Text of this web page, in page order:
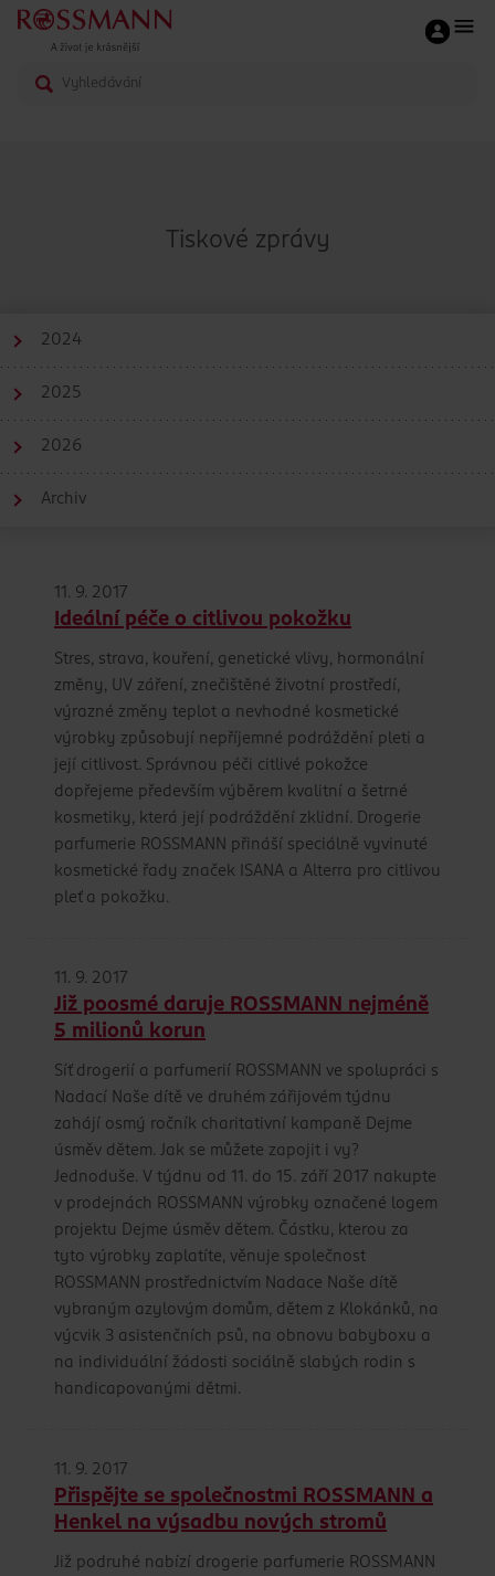
Tiskové zprávy
2024
2025
2026
Archiv
11. 9. 2017
Ideální péče o citlivou pokožku
Stres, strava, kouření, genetické vlivy, hormonální
změny, UV záření, znečištěné životní prostředí,
výrazné změny teplot a nevhodné kosmetické
výrobky způsobují nepříjemné podráždění pleti a
její citlivost. Správnou péči citlivé pokožce
dopřejeme především výběrem kvalitní a šetrné
kosmetiky, která její podráždění zklidní. Drogerie
parfumerie ROSSMANN přináší speciálně vyvinuté
kosmetické řady značek ISANA a Alterra pro citlivou
pleť a pokožku.
11. 9. 2017
Již poosmé daruje ROSSMANN nejméně
5 milionů korun
Síť drogerií a parfumerií ROSSMANN ve spolupráci s
Nadací Naše dítě ve druhém zářijovém týdnu
zahájí osmý ročník charitativní kampaně Dejme
úsměv dětem. Jak se můžete zapojit i vy?
Jednoduše. V týdnu od 11. do 15. září 2017 nakupte
v prodejnách ROSSMANN výrobky označené logem
projektu Dejme úsměv dětem. Částku, kterou za
tyto výrobky zaplatíte, věnuje společnost
ROSSMANN prostřednictvím Nadace Naše dítě
vybraným azylovým domům, dětem z Klokánků, na
výcvik 3 asistenčních psů, na obnovu babyboxu a
na individuální žádosti sociálně slabých rodin s
handicapovanými dětmi.
11. 9. 2017
Přispějte se společnostmi ROSSMANN a
Henkel na výsadbu nových stromů
Již podruhé nabízí drogerie parfumerie ROSSMANN